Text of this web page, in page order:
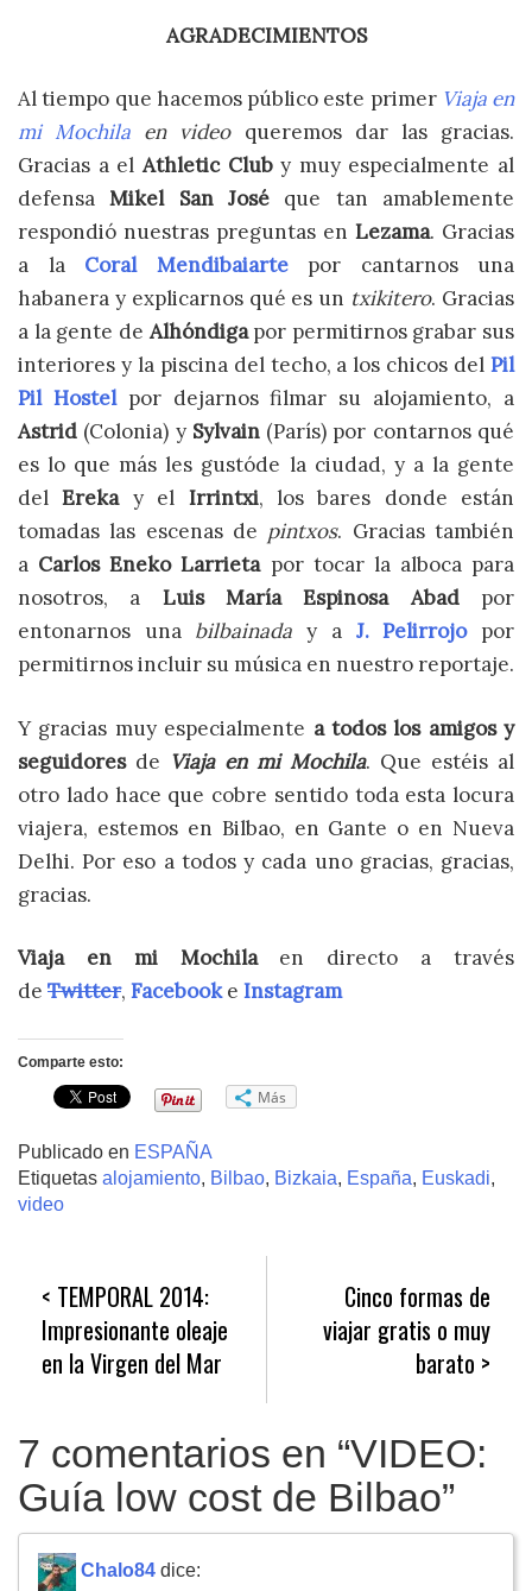
AGRADECIMIENTOS
Al tiempo que hacemos público este primer Viaja en
mi Mochila en videoqueremos dar las gracias.
Gracias a el Athletic Cluby muy especialmente al
defensaMikel San José que tan amablemente
respondió nuestras preguntas en Lezama. Gracias
a la Coral Mendibaiartepor cantarnos una
habanera y explicarnos qué es un txikitero. Gracias
a la gente de Alhóndigapor permitirnos grabar sus
interiores y la piscina del techo, a los chicos del Pil
Pil Hostelpor dejarnos filmar su alojamiento, a
Astrid (Colonia) y Sylvain(París) por contarnos qué
es lo que más les gustóde la ciudad, y a la gente
delEreka y el Irrintxi, los bares donde están
tomadas las escenas de pintxos. Gracias también
a Carlos Eneko Larrietapor tocar la alboca para
nosotros, a Luis María Espinosa Abadpor
entonarnos una bilbainada y a J. Pelirrojopor
permitirnos incluir su música en nuestro reportaje.
Y gracias muy especialmente a todos los amigos y
seguidores de Viaja en mi Mochila. Que estéis al
otro lado hace que cobre sentido toda esta locura
viajera, estemos en Bilbao, en Gante o en Nueva
Delhi. Por eso a todos y cada uno gracias, gracias,
gracias.
Viaja en mi Mochilaen directo a través
de Twitter, Facebook e Instagram
Comparte esto:
Más
Publicado en ESPAÑA
Etiquetas alojamiento, Bilbao, Bizkaia, España, Euskadi,
video
Navegación
de
entradas
TEMPORAL 2014:
Impresionante oleaje
en la Virgen del Mar
Cinco formas de
viajar gratis o muy
barato
7 comentarios en “VIDEO:
Guía low cost de Bilbao”
Chalo84 dice: